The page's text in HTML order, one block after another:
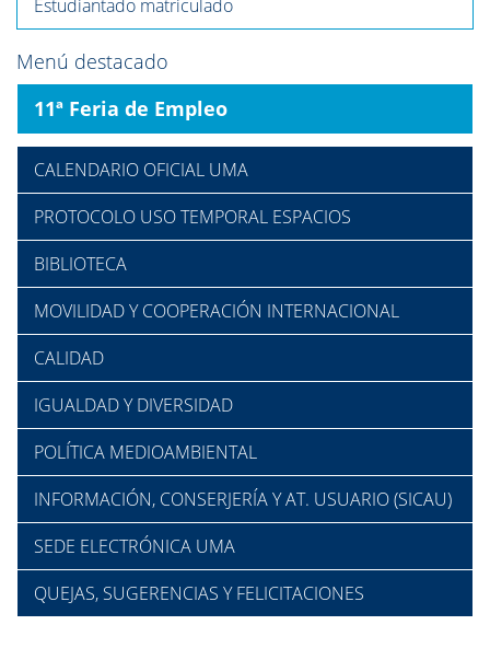
Estudiantado matriculado
Menú destacado
11ª Feria de Empleo
CALENDARIO OFICIAL UMA
PROTOCOLO USO TEMPORAL ESPACIOS
BIBLIOTECA
MOVILIDAD Y COOPERACIÓN INTERNACIONAL
CALIDAD
IGUALDAD Y DIVERSIDAD
POLÍTICA MEDIOAMBIENTAL
INFORMACIÓN, CONSERJERÍA Y AT. USUARIO (SICAU)
SEDE ELECTRÓNICA UMA
QUEJAS, SUGERENCIAS Y FELICITACIONES